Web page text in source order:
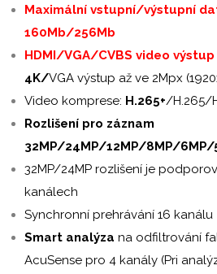
Maximální vstupní/výstupní
160Mb/256Mb
HDMI/VGA/CVBS video výstup
4K/VGA výstup až ve 2Mpx
Video komprese: H.265+/H.265/
Rozlišení pro záznam
32MP/24MP/12MP/8MP/
32MP/24MP rozlišení je
kanálech
Synchronní prehrávání 16 kanálu
Smart analýza na odfiltrování
AcuSense pro 4 kanály (Pri